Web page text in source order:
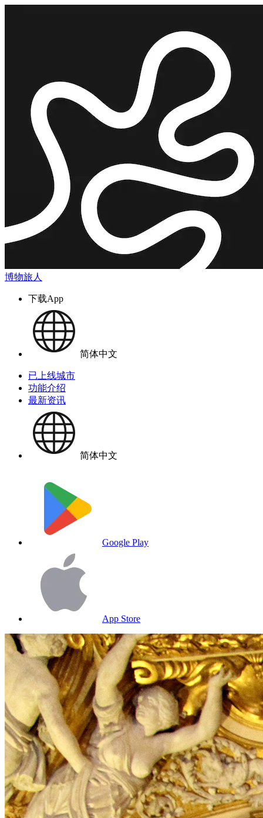
博物旅人
下载App
简体中文
已上线城市
功能介绍
最新资讯
简体中文
Google Play
App Store